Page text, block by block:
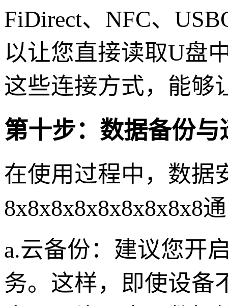
FiDirect、NFC、
以让您直接读取U盘
这些连接方式，能够
第十步：数据备份
在使用过程中，数据
8x8x8x8x8x8x8x8x8
a.云备份：建议您开
务。这样，即使设备